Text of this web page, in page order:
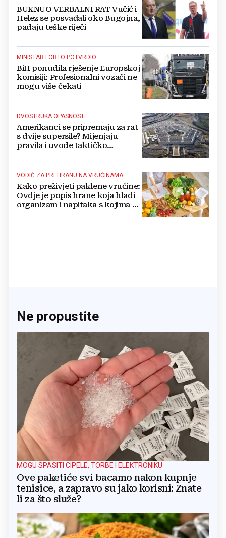
BUKNUO VERBALNI RAT Vučić i
Helez se posvađali oko Bugojna,
padaju teške riječi
MINISTAR FORTO POTVRDIO
BiH ponudila rješenje Europskoj
komisiji: Profesionalni vozači ne
mogu više čekati
DVOSTRUKA OPASNOST
Amerikanci se pripremaju za rat
s dvije supersile? Mijenjaju
pravila i uvode taktičko
VODIČ ZA PREHRANU NA VRUĆINAMA
Kako preživjeti paklene vrućine:
Ovdje je popis hrane koja hladi
organizam i napitaka s kojima si
Ne propustite
MOGU SPASITI CIPELE, TORBE I ELEKTRONIKU
Ove paketiće svi bacamo nakon kupnje
tenisice, a zapravo su jako korisni: Znate
li za što služe?